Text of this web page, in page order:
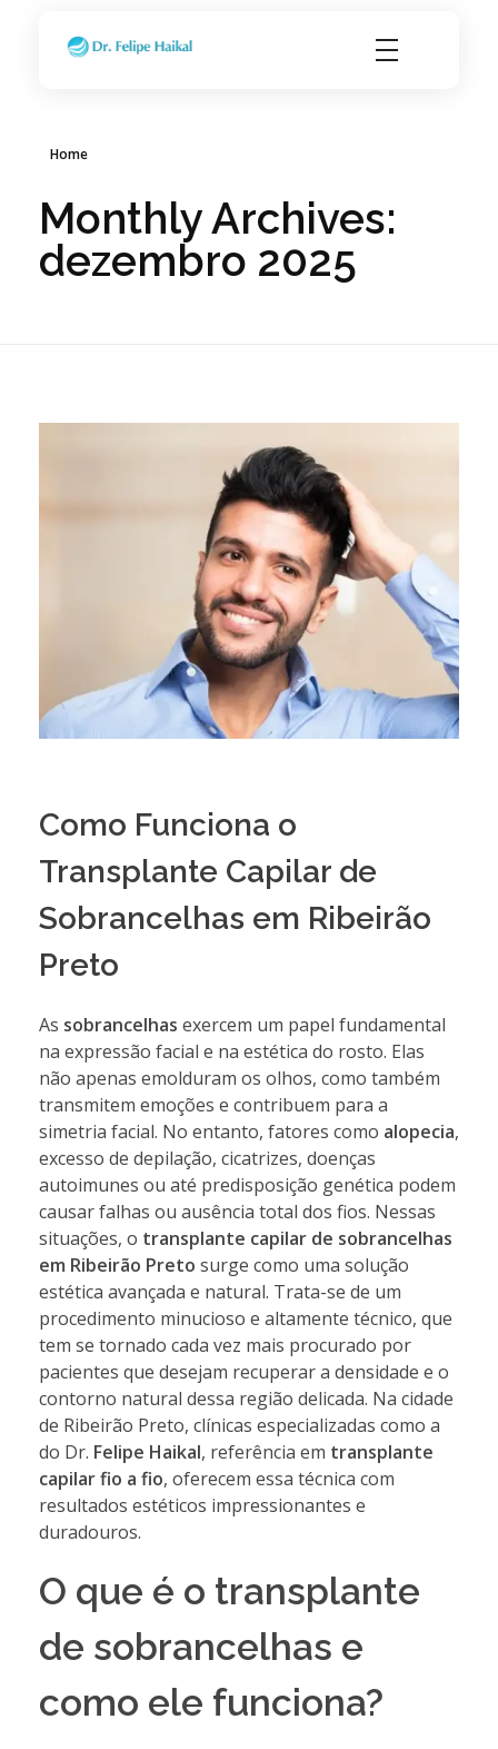
Home
Monthly Archives:
dezembro 2025
Como Funciona o
Transplante Capilar de
Sobrancelhas em Ribeirão
Preto
As sobrancelhas exercem um papel fundamental
na expressão facial e na estética do rosto. Elas
não apenas emolduram os olhos, como também
transmitem emoções e contribuem para a
simetria facial. No entanto, fatores como alopecia,
excesso de depilação, cicatrizes, doenças
autoimunes ou até predisposição genética podem
causar falhas ou ausência total dos fios. Nessas
situações, o transplante capilar de sobrancelhas
em Ribeirão Preto surge como uma solução
estética avançada e natural. Trata-se de um
procedimento minucioso e altamente técnico, que
tem se tornado cada vez mais procurado por
pacientes que desejam recuperar a densidade e o
contorno natural dessa região delicada. Na cidade
de Ribeirão Preto, clínicas especializadas como a
do Dr. Felipe Haikal, referência em transplante
capilar fio a fio, oferecem essa técnica com
resultados estéticos impressionantes e
duradouros.
O que é o transplante
de sobrancelhas e
como ele funciona?